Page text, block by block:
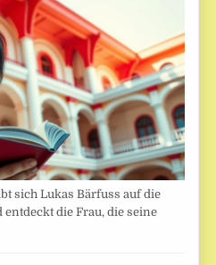
sich Lukas Bärfuss auf die
die Frau, die seine